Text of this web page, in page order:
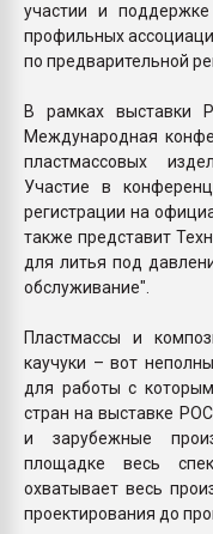
участии и
профильных
по предварительной
В рамках выставки
Международная
пластмассовых
Участие в
регистрации на
также представит
для литья под
обслуживание".
Пластмассы и
каучуки – вот
для работы с
стран на выставке
и зарубежные
площадке весь
охватывает весь
проектирования до